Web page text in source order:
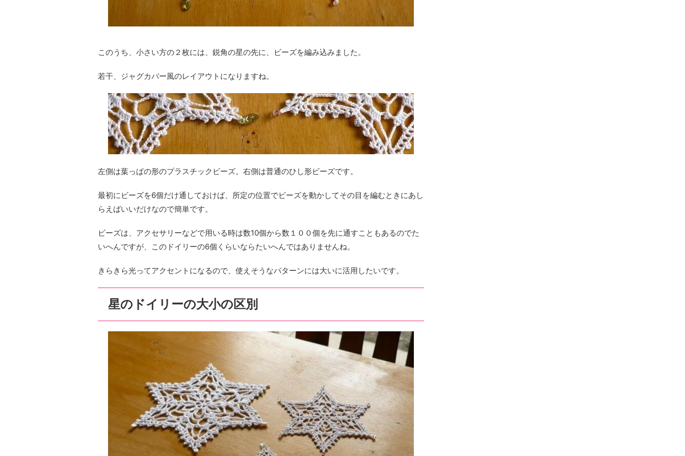
このうち、小さい方の２枚には、鋭角の星の先に、ビーズを編み込みました。
若干、ジャグカバー風のレイアウトになりますね。
左側は葉っぱの形のプラスチックビーズ。右側は普通のひし形ビーズです。
最初にビーズを6個だけ通しておけば、所定の位置でビーズを動かしてその目を編むときにあし
らえばいいだけなので簡単です。
ビーズは、アクセサリーなどで用いる時は数10個から数１００個を先に通すこともあるのでた
いへんですが、このドイリーの6個くらいならたいへんではありませんね。
きらきら光ってアクセントになるので、使えそうなパターンには大いに活用したいです。
星のドイリーの大小の区別